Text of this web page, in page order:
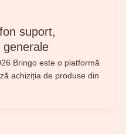
suport,
Bringo este o platformă
achiziția de produse din